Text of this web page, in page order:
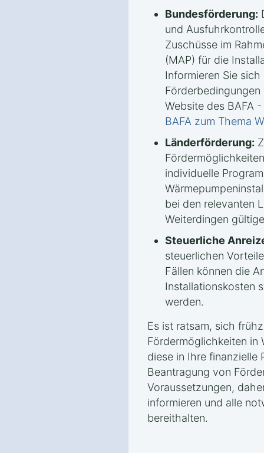
Bundesförderung:
und
Zuschüsse im
(MAP) für die
Informieren Sie
Website des BAFA
BAFA zum Thema
Länderförderung:
individuelle
bei den relevanten
Weiterdingen
Steuerliche
steuerlichen
Fällen können die
Installationskosten
werden.
Es ist ratsam, sich
Fördermöglichkeiten in
diese in Ihre finanzielle
Beantragung von
Voraussetzungen,
informieren und alle
bereithalten.